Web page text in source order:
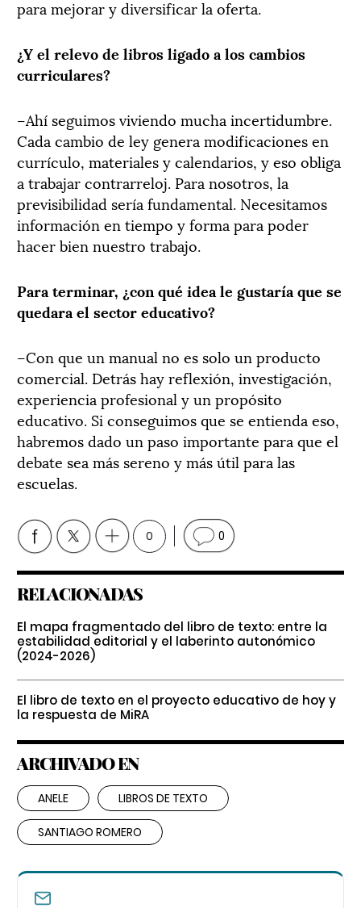
para mejorar y diversificar la oferta.
¿Y el relevo de libros ligado a los cambios
curriculares?
–Ahí seguimos viviendo mucha incertidumbre.
Cada cambio de ley genera modificaciones en
currículo, materiales y calendarios, y eso obliga
a trabajar contrarreloj. Para nosotros, la
previsibilidad sería fundamental. Necesitamos
información en tiempo y forma para poder
hacer bien nuestro trabajo.
Para terminar, ¿con qué idea le gustaría que se
quedara el sector educativo?
–Con que un manual no es solo un producto
comercial. Detrás hay reflexión, investigación,
experiencia profesional y un propósito
educativo. Si conseguimos que se entienda eso,
habremos dado un paso importante para que el
debate sea más sereno y más útil para las
escuelas.
0 0
RELACIONADAS
El mapa fragmentado del libro de texto: entre la
estabilidad editorial y el laberinto autonómico
(2024-2026)
El libro de texto en el proyecto educativo de hoy y
la respuesta de MiRA
ARCHIVADO EN
ANELE LIBROS DE TEXTO
SANTIAGO ROMERO